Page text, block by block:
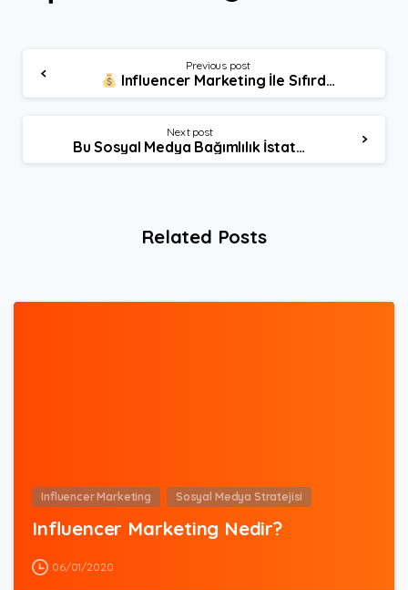
Reading
Previous post
Influencer Marketing İle Sıfırdan Multi Milyon Dolarlık İmparatorluk Kuran 4 Marka Hikayesi
Next post
Bu Sosyal Medya Bağımlılık İstatistikleri Zamanımızın Nereye Gittiğini Gösteriyor
Related Posts
Influencer Marketing Sosyal Medya Stratejisi
Influencer Marketing Nedir?
06/01/2020